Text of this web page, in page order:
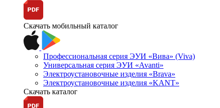
Скачать мобильный каталог
Профессиональная серия ЭУИ «Вива» (Viva)
Универсальная серия ЭУИ «Avanti»
Электроустановочные изделия «Brava»
Электроустановочные изделия «KANT»
Скачать каталог